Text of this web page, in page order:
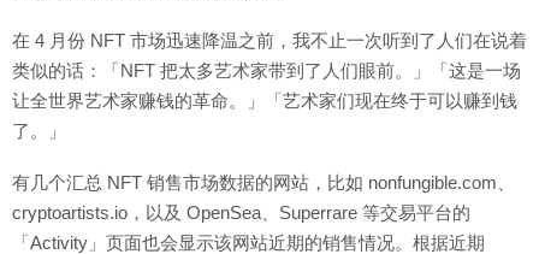
在 4 月份 NFT 市场迅速降温之前，我不止一次听到了人们在说着
类似的话：「NFT 把太多艺术家带到了人们眼前。」「这是一场
让全世界艺术家赚钱的革命。」「艺术家们现在终于可以赚到钱
了。」
有几个汇总 NFT 销售市场数据的网站，比如 nonfungible.com、
cryptoartists.io，以及 OpenSea、Superrare 等交易平台的
「Activity」页面也会显示该网站近期的销售情况。根据近期